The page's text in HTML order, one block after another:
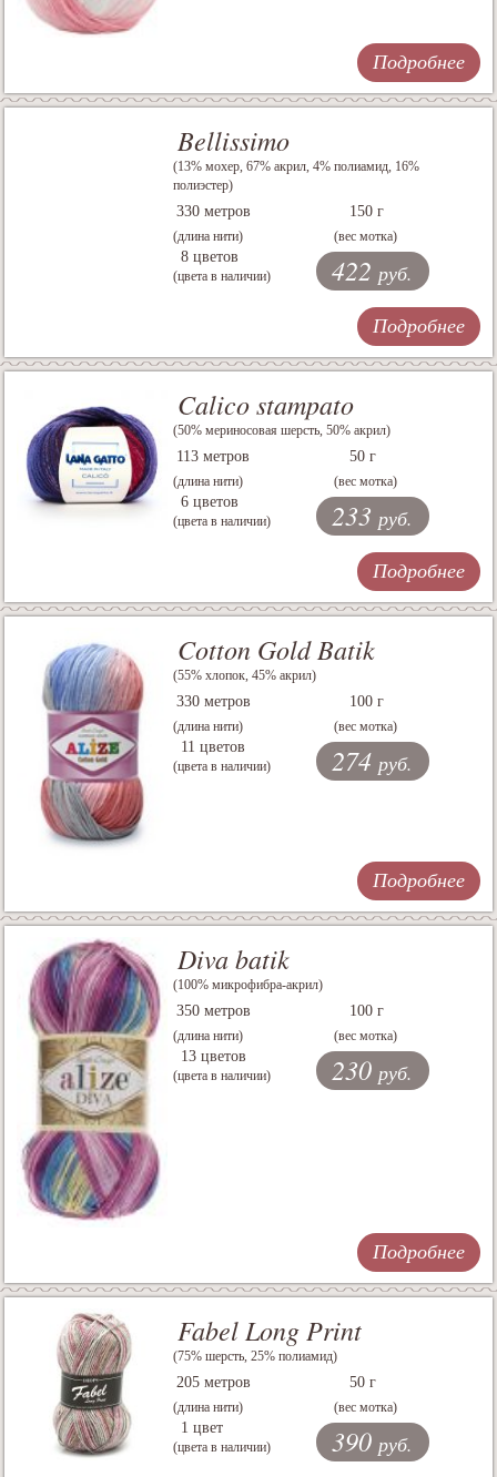
Подробнее
Bellissimo
(13% мохер, 67% акрил, 4% полиамид, 16%
полиэстер)
330 метров
(длина нити)
150 г
(вес мотка)
8 цветов
(цвета в наличии) 422 руб.
Подробнее
Calico stampato
(50% мериносовая шерсть, 50% акрил)
113 метров
(длина нити)
50 г
(вес мотка)
6 цветов
(цвета в наличии) 233 руб.
Подробнее
Cotton Gold Batik
(55% хлопок, 45% акрил)
330 метров
(длина нити)
100 г
(вес мотка)
11 цветов
(цвета в наличии) 274 руб.
Подробнее
Diva batik
(100% микрофибра-акрил)
350 метров
(длина нити)
100 г
(вес мотка)
13 цветов
(цвета в наличии) 230 руб.
Подробнее
Fabel Long Print
(75% шерсть, 25% полиамид)
205 метров
(длина нити)
50 г
(вес мотка)
1 цвет
(цвета в наличии) 390руб.